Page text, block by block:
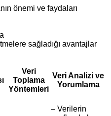
önemi ve faydaları
sağladığı avantajlar
Veri
Toplama
Yöntemleri
Veri Analizi ve
Yorumlama
– Verilerin